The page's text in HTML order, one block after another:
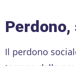
Il perdono